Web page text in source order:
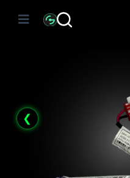
❮